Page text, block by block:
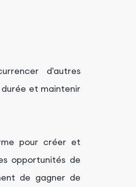
d'autres
et maintenir
pour créer et
opportunités de
de gagner de